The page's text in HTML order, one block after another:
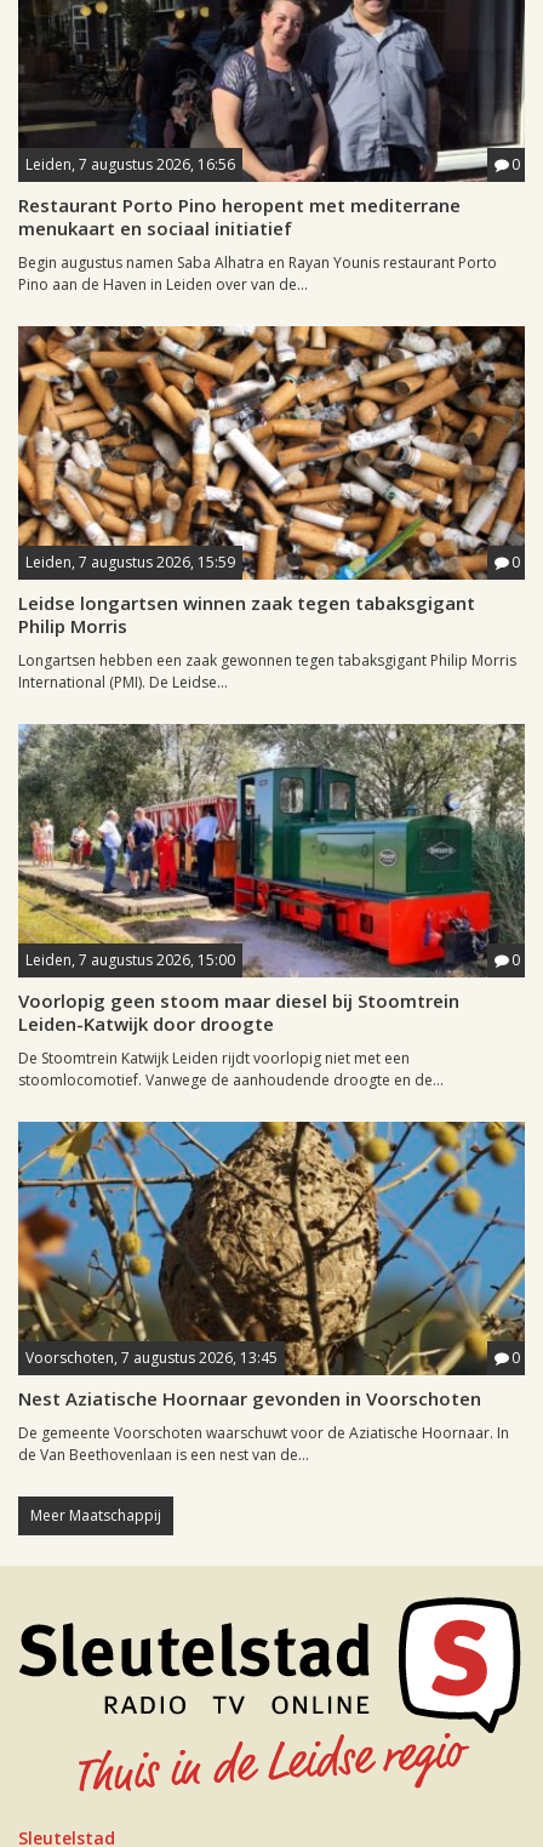
Leiden, 7 augustus 2026, 16:56 0
Restaurant Porto Pino heropent met mediterrane
menukaart en sociaal initiatief
Begin augustus namen Saba Alhatra en Rayan Younis restaurant Porto
Pino aan de Haven in Leiden over van de...
Leiden, 7 augustus 2026, 15:59 0
Leidse longartsen winnen zaak tegen tabaksgigant
Philip Morris
Longartsen hebben een zaak gewonnen tegen tabaksgigant Philip Morris
International (PMI). De Leidse...
Leiden, 7 augustus 2026, 15:00 0
Voorlopig geen stoom maar diesel bij Stoomtrein
Leiden-Katwijk door droogte
De Stoomtrein Katwijk Leiden rijdt voorlopig niet met een
stoomlocomotief. Vanwege de aanhoudende droogte en de...
Voorschoten, 7 augustus 2026, 13:45 0
Nest Aziatische Hoornaar gevonden in Voorschoten
De gemeente Voorschoten waarschuwt voor de Aziatische Hoornaar. In
de Van Beethovenlaan is een nest van de...
Meer Maatschappij
Sleutelstad